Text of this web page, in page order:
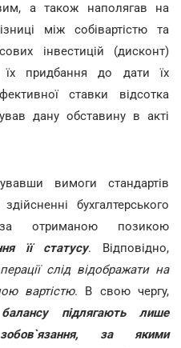
а також наполягав на
між собівартістю та
інвестицій (дисконт)
придбання до дати їх
ставки відсотка
дану обставину в акті
вимоги стандартів
бухгалтерського
за отриманою позикою
її статусу. Відповідно,
слід відображати на
вартістю. В свою чергу,
підлягають лише
за якими